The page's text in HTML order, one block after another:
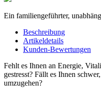
Ein familiengeführter,
Beschreibung
Artikeldetails
Kunden-Bewertungen
Fehlt es Ihnen an Energie,
gestresst? Fällt es Ihnen
umzugehen?